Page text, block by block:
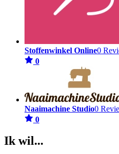
Stoffenwinkel Online0
0
Naaimachine Studio0
0
Ik wil...